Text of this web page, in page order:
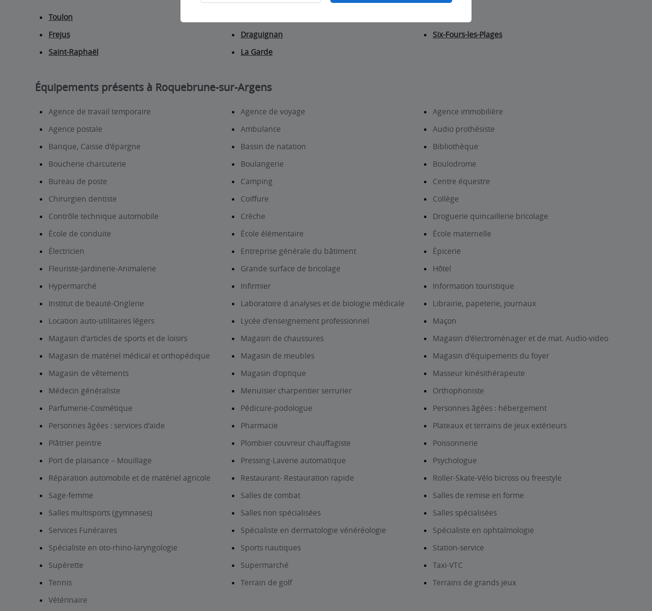
Toulon
Frejus
Draguignan
Six-Fours-les-Plages
Saint-Raphaël
La Garde
Équipements présents à Roquebrune-sur-Argens
Agence de travail temporaire Agence de voyage
Agence immobilière
Agence postale
Ambulance
Audio prothésiste
Banque, Caisse d’épargne
Bassin de natation
Bibliothèque
Boucherie charcuterie
Boulangerie
Boulodrome
Bureau de poste
Camping
Centre équestre
Chirurgien dentiste
Coiffure
Collège
Contrôle technique automobile
Crèche
Droguerie quincaillerie bricolage
École de conduite
École élémentaire
École maternelle
Électricien
Entreprise générale du bâtiment
Épicerie
Fleuriste-Jardinerie-Animalerie
Grande surface de bricolage
Hôtel
Hypermarché
Infirmier
Information touristique
Institut de beauté-Onglerie
Laboratoire d analyses et de biologie médicale
Librairie, papeterie, journaux
Location auto-utilitaires légers
Lycée d’enseignement professionnel
Maçon
Magasin d’articles de sports et de loisirs
Magasin de chaussures
Magasin d’électroménager et de mat. Audio-video
Magasin de matériel médical et orthopédique
Magasin de meubles
Magasin d’équipements du foyer
Magasin de vêtements
Magasin d’optique
Masseur kinésithérapeute
Médecin généraliste
Menuisier charpentier serrurier
Orthophoniste
Parfumerie-Cosmétique
Pédicure-podologue
Personnes âgées : hébergement
Personnes âgées : services d’aide
Pharmacie
Plateaux et terrains de jeux extérieurs
Plâtrier peintre
Plombier couvreur chauffagiste
Poissonnerie
Port de plaisance – Mouillage
Pressing-Laverie automatique
Psychologue
Réparation automobile et de matériel agricole
Restaurant- Restauration rapide
Roller-Skate-Vélo bicross ou freestyle
Sage-femme
Salles de combat
Salles de remise en forme
Salles multisports (gymnases)
Salles non spécialisées
Salles spécialisées
Services Funéraires
Spécialiste en dermatologie vénéréologie
Spécialiste en ophtalmologie
Spécialiste en oto-rhino-laryngologie
Sports nautiques
Station-service
Supérette
Supermarché
Taxi-VTC
Tennis
Terrain de golf
Terrains de grands jeux
Vétérinaire